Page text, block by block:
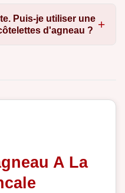
Puis-je utiliser une
d'agneau ?
A La